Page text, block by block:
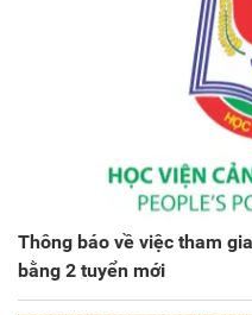
Thông báo về việc tham
bằng 2 tuyển mới